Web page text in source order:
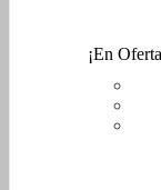
¡En